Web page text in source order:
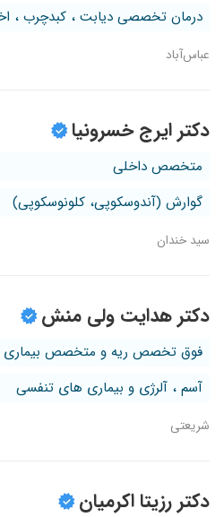
درمان تخصصی دیابت ، کبدچرب ،
عباس‌آباد
دکتر ایرج خسرونیا
متخصص داخلی
گوارش (آندوسکوپی، کلونوسکوپی)
سید خندان
دکتر هدایت ولی منش
فوق تخصص ریه و متخصص بیماری
آسم ، آلرژی و بیماری های تنفسی
شریعتی
دکتر رزیتا اکرمیان